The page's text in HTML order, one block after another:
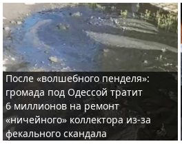
После «волшебного пенделя»:
громада под Одессой тратит
6 миллионов на ремонт
«ничейного» коллектора из-за
фекального скандала